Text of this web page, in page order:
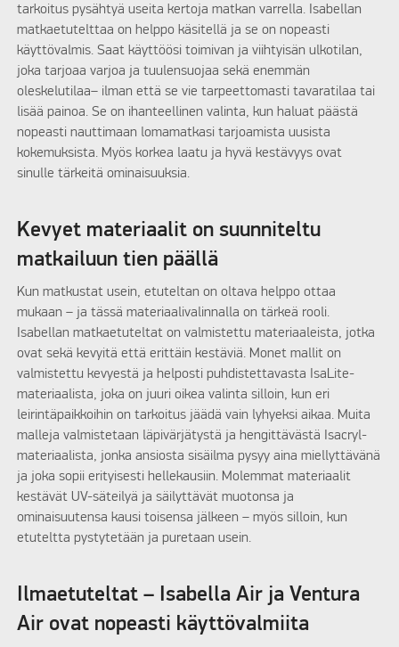
tarkoitus pysähtyä useita kertoja matkan varrella. Isabellan
matkaetutelttaa on helppo käsitellä ja se on nopeasti
käyttövalmis. Saat käyttöösi toimivan ja viihtyisän ulkotilan,
joka tarjoaa varjoa ja tuulensuojaa sekä enemmän
oleskelutilaa– ilman että se vie tarpeettomasti tavaratilaa tai
lisää painoa. Se on ihanteellinen valinta, kun haluat päästä
nopeasti nauttimaan lomamatkasi tarjoamista uusista
kokemuksista. Myös korkea laatu ja hyvä kestävyys ovat
sinulle tärkeitä ominaisuuksia.
Kevyet materiaalit on suunniteltu
matkailuun tien päällä
Kun matkustat usein, etuteltan on oltava helppo ottaa
mukaan – ja tässä materiaalivalinnalla on tärkeä rooli.
Isabellan matkaetuteltat on valmistettu materiaaleista, jotka
ovat sekä kevyitä että erittäin kestäviä. Monet mallit on
valmistettu kevyestä ja helposti puhdistettavasta IsaLite-
materiaalista, joka on juuri oikea valinta silloin, kun eri
leirintäpaikkoihin on tarkoitus jäädä vain lyhyeksi aikaa. Muita
malleja valmistetaan läpivärjätystä ja hengittävästä Isacryl-
materiaalista, jonka ansiosta sisäilma pysyy aina miellyttävänä
ja joka sopii erityisesti hellekausiin. Molemmat materiaalit
kestävät UV-säteilyä ja säilyttävät muotonsa ja
ominaisuutensa kausi toisensa jälkeen – myös silloin, kun
etuteltta pystytetään ja puretaan usein.
Ilmaetuteltat – Isabella Air ja Ventura
Air ovat nopeasti käyttövalmiita